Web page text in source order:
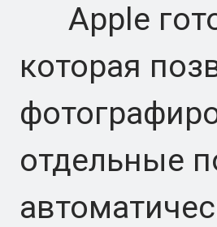
Apple
которая
отдельные